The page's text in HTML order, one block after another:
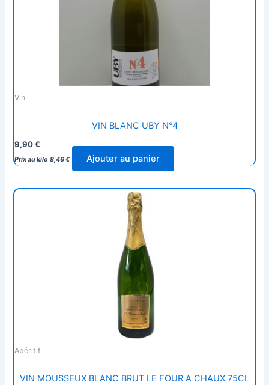
Vin
VIN BLANC UBY N°4
9,90€
Prix au kilo 8,46€ Ajouter au panier
Apéritif
VIN MOUSSEUX BLANC BRUT LE FOUR A CHAUX 75CL